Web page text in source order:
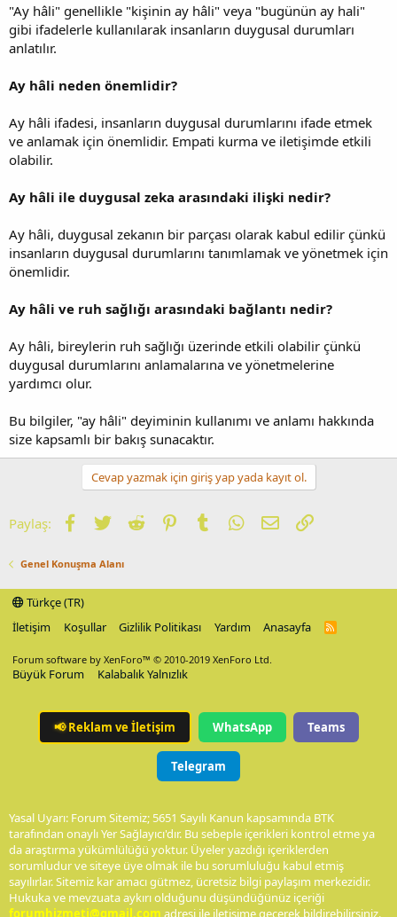
"Ay hâli" genellikle "kişinin ay hâli" veya "bugünün ay hali"
gibi ifadelerle kullanılarak insanların duygusal durumları
anlatılır.
Ay hâli neden önemlidir?
Ay hâli ifadesi, insanların duygusal durumlarını ifade etmek
ve anlamak için önemlidir. Empati kurma ve iletişimde etkili
olabilir.
Ay hâli ile duygusal zeka arasındaki ilişki nedir?
Ay hâli, duygusal zekanın bir parçası olarak kabul edilir çünkü
insanların duygusal durumlarını tanımlamak ve yönetmek için
önemlidir.
Ay hâli ve ruh sağlığı arasındaki bağlantı nedir?
Ay hâli, bireylerin ruh sağlığı üzerinde etkili olabilir çünkü
duygusal durumlarını anlamalarına ve yönetmelerine
yardımcı olur.
Bu bilgiler, "ay hâli" deyiminin kullanımı ve anlamı hakkında
size kapsamlı bir bakış sunacaktır.
Cevap yazmak için giriş yap yada kayıt ol.
Paylaş: Facebook
TwitterReddit PinterestTumblrWhatsApp
E-postaLink
Genel Konuşma Alanı
Türkçe (TR)
İletişim
Koşullar Gizlilik Politikası Yardım Anasayfa
R
Forum software by XenForo™ © 2010-2019 XenForo Ltd.
Büyük Forum Kalabalık Yalnızlık
📢Reklam ve İletişim WhatsApp Teams
Telegram
Yasal Uyarı: Forum Sitemiz; 5651 Sayılı Kanun kapsamında BTK
tarafından onaylı Yer Sağlayıcı'dır. Bu sebeple içerikleri kontrol etme ya
da araştırma yükümlülüğü yoktur. Üyeler yazdığı içeriklerden
sorumludur ve siteye üye olmak ile bu sorumluluğu kabul etmiş
sayılırlar. Sitemiz kar amacı gütmez, ücretsiz bilgi paylaşım merkezidir.
Hukuka ve mevzuata aykırı olduğunu düşündüğünüz içeriği
forumhizmeti@gmail.com adresi ile iletişime geçerek bildirebilirsiniz.